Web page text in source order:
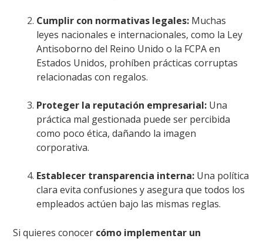
Cumplir con normativas legales: Muchas
leyes nacionales e internacionales, como la Ley
Antisoborno del Reino Unido o la FCPA en
Estados Unidos, prohíben prácticas corruptas
relacionadas con regalos.
Proteger la reputación empresarial: Una
práctica mal gestionada puede ser percibida
como poco ética, dañando la imagen
corporativa.
Establecer transparencia interna: Una política
clara evita confusiones y asegura que todos los
empleados actúen bajo las mismas reglas.
Si quieres conocer cómo implementar un